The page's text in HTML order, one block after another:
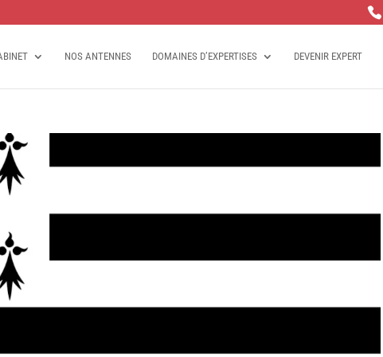

NOS ANTENNES DOMAINES D’EXPERTISES DEVENIR EXPERT